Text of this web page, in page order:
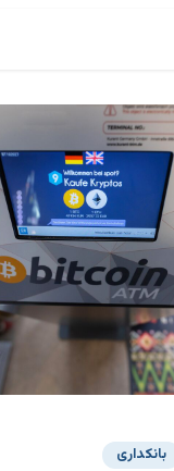
بانکداری